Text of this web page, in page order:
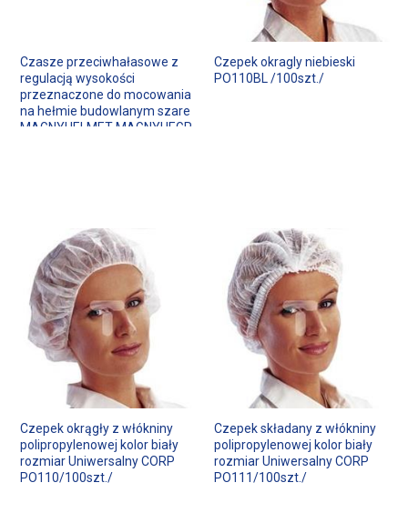
Czasze przeciwhałasowe z
regulacją wysokości
przeznaczone do mocowania
na hełmie budowlanym szare
MAGNYHELMET MAGNYHEGR
Czepek okragly niebieski
PO110BL /100szt./
Czepek okrągły z włókniny
polipropylenowej kolor biały
rozmiar Uniwersalny CORP
PO110/100szt./
Czepek składany z włókniny
polipropylenowej kolor biały
rozmiar Uniwersalny CORP
PO111/100szt./